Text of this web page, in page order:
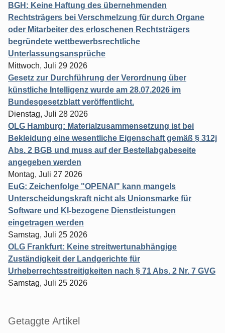
BGH: Keine Haftung des übernehmenden
Rechtsträgers bei Verschmelzung für durch Organe
oder Mitarbeiter des erloschenen Rechtsträgers
begründete wettbewerbsrechtliche
Unterlassungsansprüche
Mittwoch, Juli 29 2026
Gesetz zur Durchführung der Verordnung über
künstliche Intelligenz wurde am 28.07.2026 im
Bundesgesetzblatt veröffentlicht.
Dienstag, Juli 28 2026
OLG Hamburg: Materialzusammensetzung ist bei
Bekleidung eine wesentliche Eigenschaft gemäß § 312j
Abs. 2 BGB und muss auf der Bestellabgabeseite
angegeben werden
Montag, Juli 27 2026
EuG: Zeichenfolge "OPENAI" kann mangels
Unterscheidungskraft nicht als Unionsmarke für
Software und KI-bezogene Dienstleistungen
eingetragen werden
Samstag, Juli 25 2026
OLG Frankfurt: Keine streitwertunabhängige
Zuständigkeit der Landgerichte für
Urheberrechtsstreitigkeiten nach § 71 Abs. 2 Nr. 7 GVG
Samstag, Juli 25 2026
Getaggte Artikel